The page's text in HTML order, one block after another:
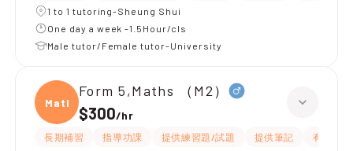
1 to 1 tutoring-Sheung Shui
One day a week -1.5Hour/cls
Male tutor/Female tutor-University
Maths
Form 5,Maths （M2）
$300/hr
長期補習 指導功課 提供練習題/試題 提供筆記
有耐性